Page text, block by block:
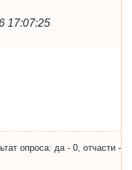
17:07:25
опроса: да - 0, отчасти -